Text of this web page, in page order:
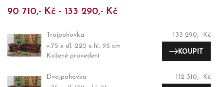
90 710,- Kč - 133 290,- Kč
Trojpohovka
v.75 x dl. 220 x hl. 95 cm
Kožené provedení
133 290,- Kč
KOUPIT
Dvojpohovka
112 310,- Kč